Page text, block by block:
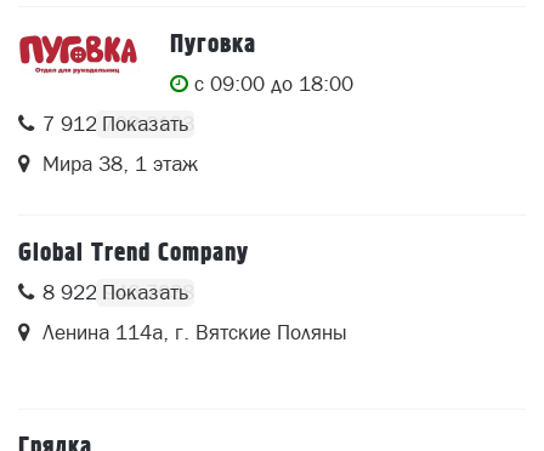
Пуговка
c 09:00 до 18:00
7 912 702 2193
Мира 38, 1 этаж
Global Trend Company
8 922 946 7038
Ленина 114а, г. Вятские Поляны